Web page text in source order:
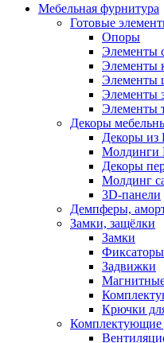
Мебельная фурнитура
Готовые
Опоры
Элементы
Элементы
Элементы
Элементы
Элементы
Декоры
Декоры
Декоры
Молдинг
3D-панели
Демпферы,
Замки, защёлки
Замки
Задвижки
Крючки
Комплектующие